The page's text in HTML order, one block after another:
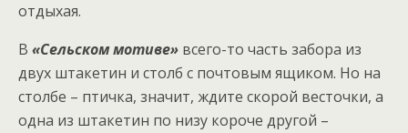
отдыхая.
В «Сельском мотиве» всего-то часть забора из
двух штакетин и столб с почтовым ящиком. Но на
столбе – птичка, значит, ждите скорой весточки, а
одна из штакетин по низу короче другой –